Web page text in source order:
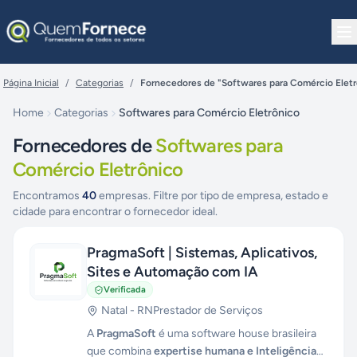
Página Inicial / Categorias / Fornecedores de "Softwares para Comércio
Home Categorias Softwares para Comércio Eletrônico
Fornecedores deSoftwares para
Comércio Eletrônico
Encontramos 40empresas. Filtre por tipo de empresa, estado e
cidade para encontrar o fornecedor ideal.
PragmaSoft | Sistemas, Aplicativos,
Sites e Automação com IA
Verificada
Natal - RNPrestador de Serviços
A PragmaSoft é uma software house brasileira
que combinaexpertise humana e Inteligência